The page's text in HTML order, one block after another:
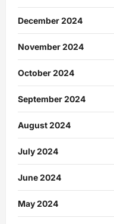
December 2024
November 2024
October 2024
September 2024
August 2024
July 2024
June 2024
May 2024